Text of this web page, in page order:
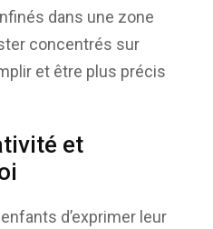
dans une zone
concentrés sur
et être plus précis
et
d’exprimer leur